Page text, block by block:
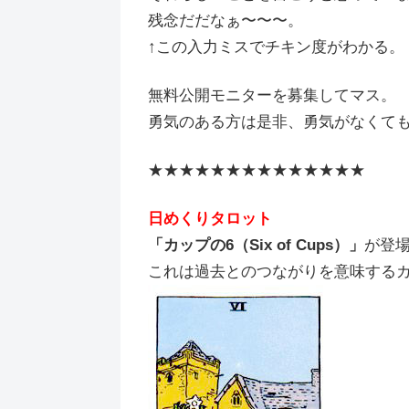
残念だだなぁ〜〜〜。
↑この入力ミスでチキン度がわかる。
無料公開モニターを募集してマス。
勇気のある方は是非、勇気がなくて
★★★★★★★★★★★★★★
日めくりタロット
「カップの6（Six of Cups）」 が登場
これは過去とのつながりを意味する